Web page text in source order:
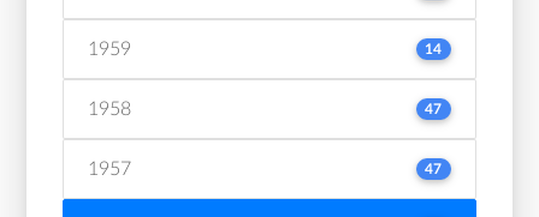
1959 14
1958 47
1957 47